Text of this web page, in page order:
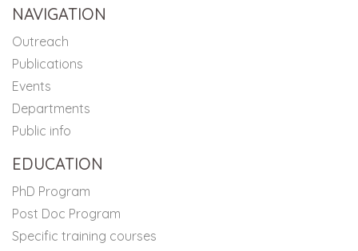
NAVIGATION
Outreach
Publications
Events
Departments
Public info
EDUCATION
PhD Program
Post Doc Program
Specific training courses